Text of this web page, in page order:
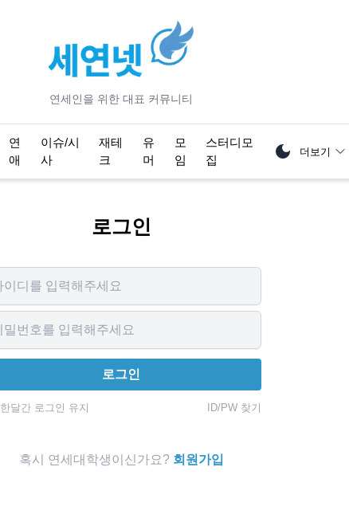
연세인을 위한 대표 커뮤니티
연
애
이슈/시
사
재테
크
유
머
모
임
스터디모
집
더보기
로그인
로그인
한달간 로그인 유지 ID/PW 찾기
혹시 연세대학생이신가요? 회원가입